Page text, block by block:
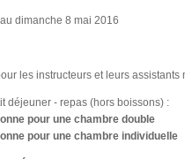
dimanche 8 mai 2016
les instructeurs et leurs assistants
déjeuner - repas (hors boissons) :
pour une chambre double
pour une chambre individuelle